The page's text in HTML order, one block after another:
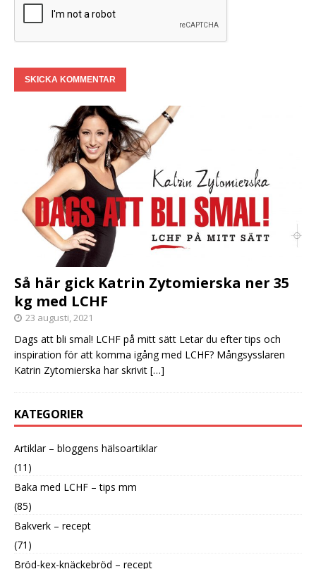
Så här gick Katrin Zytomierska ner 35
kg med LCHF
23 augusti, 2021
Dags att bli smal! LCHF på mitt sätt Letar du efter tips och
inspiration för att komma igång med LCHF? Mångsysslaren
Katrin Zytomierska har skrivit […]
KATEGORIER
Artiklar – bloggens hälsoartiklar
(11)
Baka med LCHF – tips mm
(85)
Bakverk – recept
(71)
Bröd-kex-knäckebröd – recept